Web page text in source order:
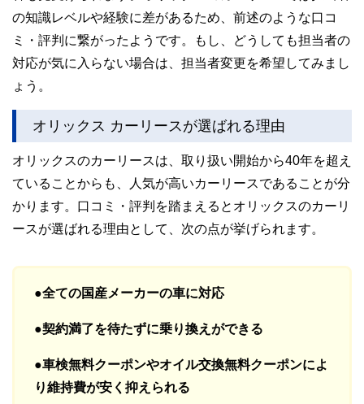
の知識レベルや経験に差があるため、前述のような口コ
ミ・評判に繋がったようです。もし、どうしても担当者の
対応が気に入らない場合は、担当者変更を希望してみまし
ょう。
オリックス カーリースが選ばれる理由
オリックスのカーリースは、取り扱い開始から40年を超え
ていることからも、人気が高いカーリースであることが分
かります。口コミ・評判を踏まえるとオリックスのカーリ
ースが選ばれる理由として、次の点が挙げられます。
●全ての国産メーカーの車に対応
●契約満了を待たずに乗り換えができる
●車検無料クーポンやオイル交換無料クーポンによ
り維持費が安く抑えられる